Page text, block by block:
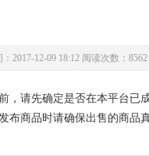
2017-12-09 18:12 阅读次数：8562
，请先确定是否在本平台已
布商品时请确保出售的商品